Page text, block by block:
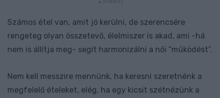
Számos étel van, amit jó kerülni, de szerencsére
rengeteg olyan összetevő, élelmiszer is akad, ami -há
nem is állítja meg- segít harmonizálni a női “működést”.
Nem kell messzire mennünk, ha keresni szeretnénk a
megfelelő ételeket, elég, ha egy kicsit szétnézünk a